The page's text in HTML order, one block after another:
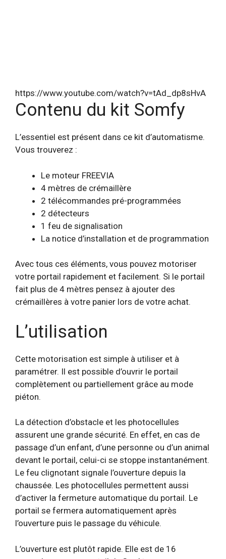
https://www.youtube.com/watch?v=tAd_dp8sHvA
Contenu du kit Somfy
L’essentiel est présent dans ce kit d’automatisme.
Vous trouverez :
Le moteur FREEVIA
4 mètres de crémaillère
2 télécommandes pré-programmées
2 détecteurs
1 feu de signalisation
La notice d’installation et de programmation
Avec tous ces éléments, vous pouvez motoriser
votre portail rapidement et facilement. Si le portail
fait plus de 4 mètres pensez à ajouter des
crémaillères à votre panier lors de votre achat.
L’utilisation
Cette motorisation est simple à utiliser et à
paramétrer. Il est possible d’ouvrir le portail
complètement ou partiellement grâce au mode
piéton.
La détection d’obstacle et les photocellules
assurent une grande sécurité. En effet, en cas de
passage d’un enfant, d’une personne ou d’un animal
devant le portail, celui-ci se stoppe instantanément.
Le feu clignotant signale l’ouverture depuis la
chaussée. Les photocellules permettent aussi
d’activer la fermeture automatique du portail. Le
portail se fermera automatiquement après
l’ouverture puis le passage du véhicule.
L’ouverture est plutôt rapide. Elle est de 16